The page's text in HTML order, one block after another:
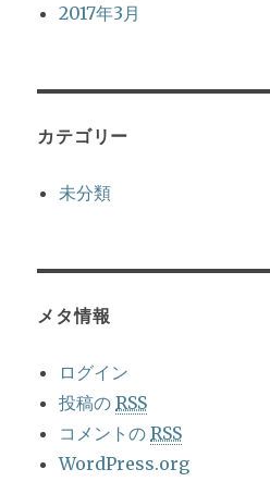
2017年3月
カテゴリー
未分類
メタ情報
ログイン
投稿のRSS
コメントのRSS
WordPress.org